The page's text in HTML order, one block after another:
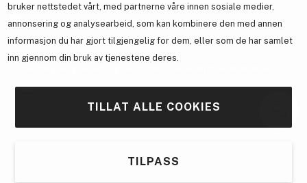
bruker nettstedet vårt, med partnerne våre innen sosiale medier,
annonsering og analysearbeid, som kan kombinere den med annen
informasjon du har gjort tilgjengelig for dem, eller som de har samlet
inn gjennom din bruk av tjenestene deres.
TILLAT ALLE COOKIES
TILPASS
En del avBrandsdal Group AS
her.